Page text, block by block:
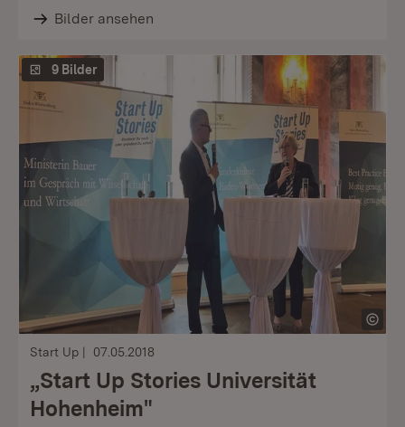
Bilder ansehen
9 Bilder
Start Up 07.05.2018
„Start Up Stories Universität
Hohenheim"